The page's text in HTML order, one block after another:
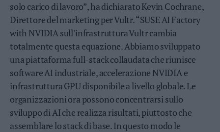
solo carico di lavoro”, ha dichiarato Kevin Cochrane,
Direttore del marketing per Vultr. “SUSE AI Factory
with NVIDIA sull'infrastruttura Vultr cambia
totalmente questa equazione. Abbiamo sviluppato
una piattaforma full-stack collaudata che riunisce
software AI industriale, accelerazione NVIDIA e
infrastruttura GPU disponibile a livello globale. Le
organizzazioni ora possono concentrarsi sullo
sviluppo di AI che realizza risultati, piuttosto che
assemblare lo stack di base. In questo modo le